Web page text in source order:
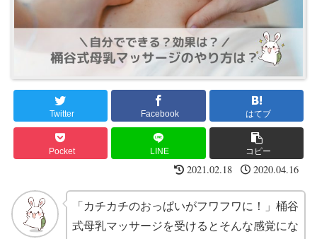
Twitter Facebook はてブ
Pocket LINE コピー
2021.02.18 2020.04.16
「カチカチのおっぱいがフワフワに！」桶谷
式母乳マッサージを受けるとそんな感覚にな